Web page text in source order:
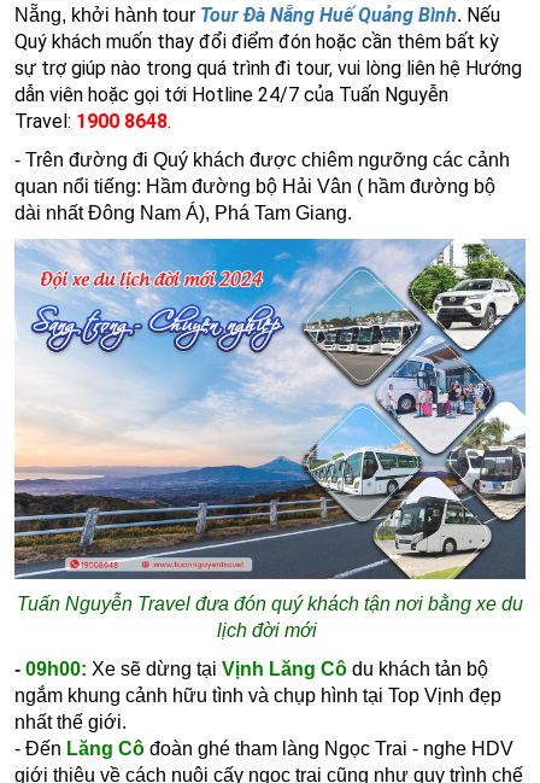
Nẵng, khởi hành tour Tour Đà Nẵng Huế Quảng Bình. Nếu
Quý khách muốn thay đổi điểm đón hoặc cần thêm bất kỳ
sự trợ giúp nào trong quá trình đi tour, vui lòng liên hệ Hướng
dẫn viên hoặc gọi tới Hotline 24/7 của Tuấn Nguyễn
Travel: 1900 8648.
- Trên đường đi Quý khách được chiêm ngưỡng các cảnh
quan nổi tiếng: Hầm đường bộ Hải Vân ( hầm đường bộ
dài nhất Đông Nam Á), Phá Tam Giang.
Tuấn Nguyễn Travel đưa đón quý khách tận nơi bằng xe du
lịch đời mới
- 09h00: Xe sẽ dừng tại Vịnh Lăng Cô du khách tản bộ
ngắm khung cảnh hữu tình và chụp hình tại Top Vịnh đẹp
nhất thế giới.
- Đến Lăng Cô đoàn ghé tham làng Ngọc Trai - nghe HDV
giới thiệu về cách nuôi cấy ngọc trai cũng như quy trình chế